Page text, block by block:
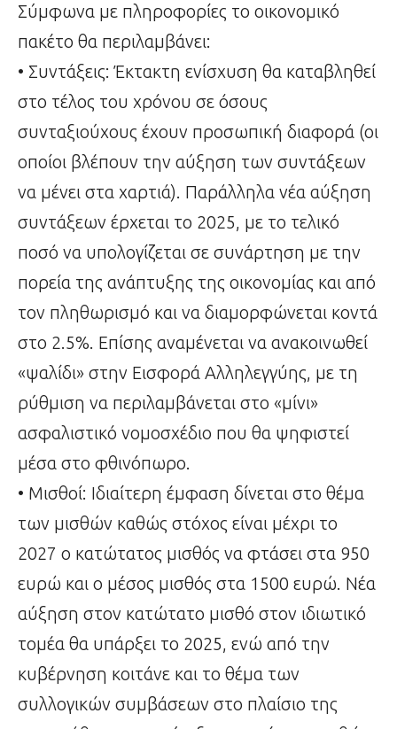
Σύμφωνα με πληροφορίες το οικονομικό
πακέτο θα περιλαμβάνει:
• Συντάξεις: Έκτακτη ενίσχυση θα καταβληθεί
στο τέλος του χρόνου σε όσους
συνταξιούχους έχουν προσωπική διαφορά (οι
οποίοι βλέπουν την αύξηση των συντάξεων
να μένει στα χαρτιά). Παράλληλα νέα αύξηση
συντάξεων έρχεται το 2025, με το τελικό
ποσό να υπολογίζεται σε συνάρτηση με την
πορεία της ανάπτυξης της οικονομίας και από
τον πληθωρισμό και να διαμορφώνεται κοντά
στο 2.5%. Επίσης αναμένεται να ανακοινωθεί
«ψαλίδι» στην Εισφορά Αλληλεγγύης, με τη
ρύθμιση να περιλαμβάνεται στο «μίνι»
ασφαλιστικό νομοσχέδιο που θα ψηφιστεί
μέσα στο φθινόπωρο.
• Μισθοί: Ιδιαίτερη έμφαση δίνεται στο θέμα
των μισθών καθώς στόχος είναι μέχρι το
2027 ο κατώτατος μισθός να φτάσει στα 950
ευρώ και ο μέσος μισθός στα 1500 ευρώ. Νέα
αύξηση στον κατώτατο μισθό στον ιδιωτικό
τομέα θα υπάρξει το 2025, ενώ από την
κυβέρνηση κοιτάνε και το θέμα των
συλλογικών συμβάσεων στο πλαίσιο της